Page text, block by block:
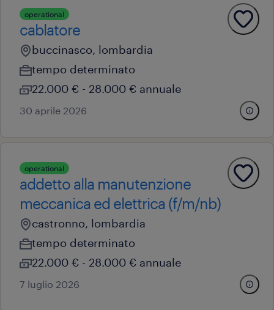
operational
cablatore
buccinasco, lombardia
tempo determinato
22.000 € - 28.000 € annuale
30 aprile 2026
operational
addetto alla manutenzione
meccanica ed elettrica (f/m/nb)
castronno, lombardia
tempo determinato
22.000 € - 28.000 € annuale
7 luglio 2026